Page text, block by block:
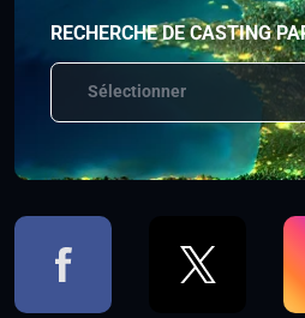
RECHERCHE DE CASTING
Sélectionner